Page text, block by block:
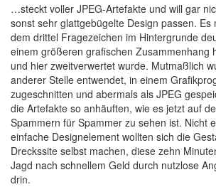
…steckt voller JPEG-Artefakte und will gar
sonst sehr glattgebügelte Design passen. Es
dem drittel Fragezeichen im Hintergrunde
einem größeren grafischen Zusammenhang
und hier zweitverwertet wurde. Mutmaßlich
anderer Stelle entwendet, in einem
zugeschnitten und abermals als JPEG
die Artefakte so anhäuften, wie es jetzt auf
Spammern für Spammer zu sehen ist. Nicht
einfache Designelement wollten sich die
Dreckssite selbst machen, diese zehn
Jagd nach schnellem Geld durch nutzlose
drin.